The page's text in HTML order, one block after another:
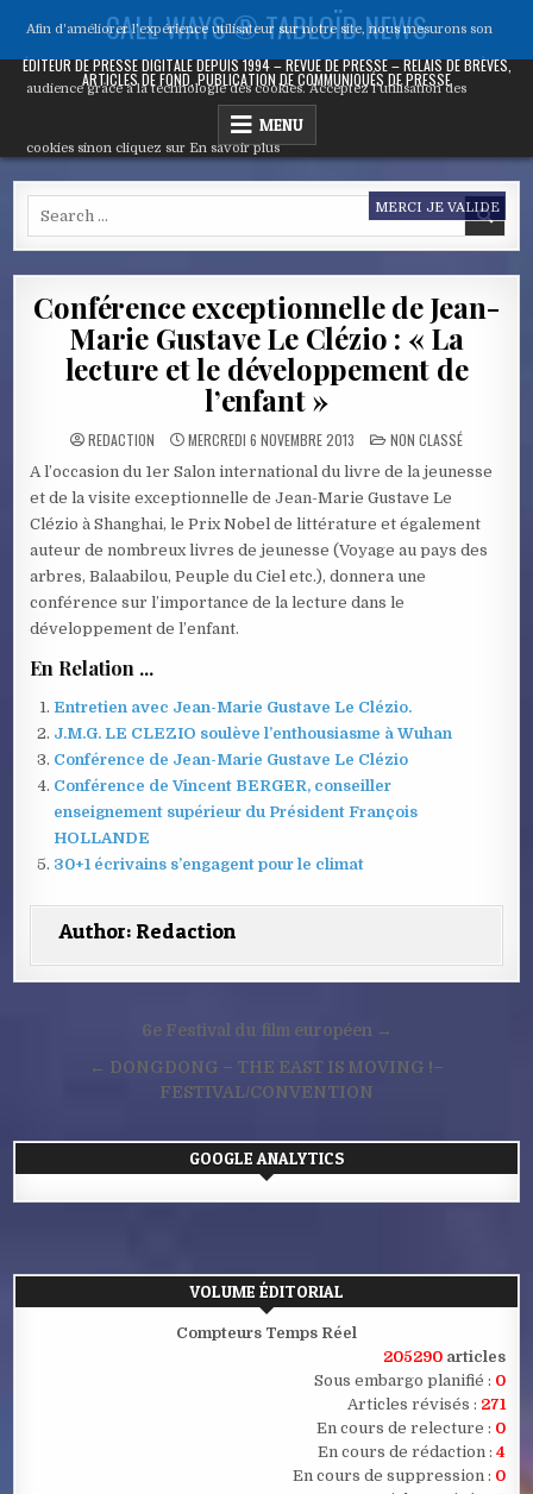
content
CALL WAYS ® TABLOÏD NEWS
ÉDITEUR DE PRESSE DIGITALE DEPUIS 1994 – REVUE DE PRESSE – RELAIS DE BRÈVES,
ARTICLES DE FOND, PUBLICATION DE COMMUNIQUÉS DE PRESSE
MENU
Conférence exceptionnelle de Jean-
Marie Gustave Le Clézio : « La
lecture et le développement de
l’enfant »
REDACTION MERCREDI 6 NOVEMBRE 2013 POSTED
IN
NON CLASSÉ
A l’occasion du 1er Salon international du livre de la jeunesse
et de la visite exceptionnelle de Jean-Marie Gustave Le
Clézio à Shanghai, le Prix Nobel de littérature et également
auteur de nombreux livres de jeunesse (Voyage au pays des
arbres, Balaabilou, Peuple du Ciel etc.), donnera une
conférence sur l’importance de la lecture dans le
développement de l’enfant.
En Relation ...
Entretien avec Jean-Marie Gustave Le Clézio.
J.M.G. LE CLEZIO soulève l’enthousiasme à Wuhan
Conférence de Jean-Marie Gustave Le Clézio
Conférence de Vincent BERGER, conseiller
enseignement supérieur du Président François
HOLLANDE
30+1 écrivains s’engagent pour le climat
Author: Redaction
Navigation6e Festival du film européen →
← DONGDONG – THE EAST IS MOVING !–
FESTIVAL/CONVENTION
GOOGLE ANALYTICS
VOLUME ÉDITORIAL
Compteurs Temps Réel
205290 articles
Sous embargo planifié : 0
Articles révisés : 271
En cours de relecture : 0
En cours de rédaction : 4
En cours de suppression : 0
Afin d'améliorer l’expérience utilisateur sur notre site, nous mesurons son
audience grâce à la technologie des cookies. Acceptez l’utilisation des
cookies sinon cliquez sur En savoir plus
MERCI JE VALIDE